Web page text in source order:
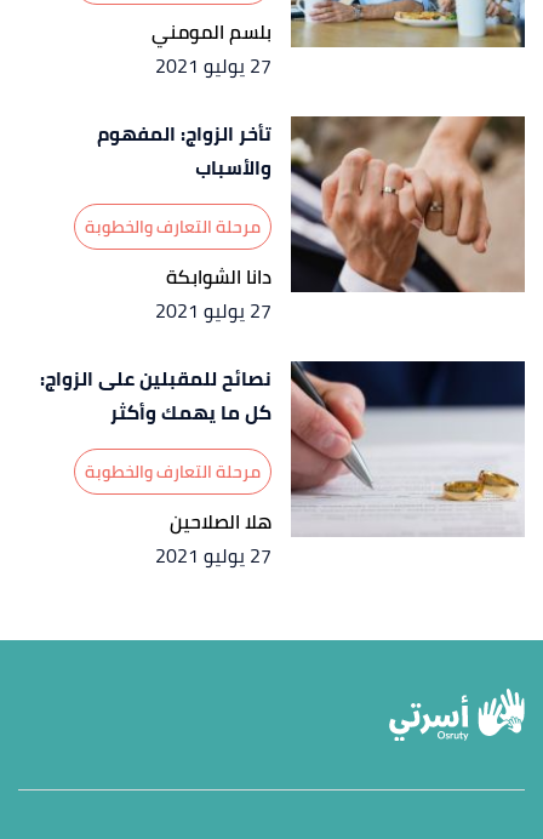
بلسم المومني
27 يوليو 2021
تأخر الزواج: المفهوم
والأسباب
مرحلة التعارف والخطوبة
دانا الشوابكة
27 يوليو 2021
نصائح للمقبلين على الزواج:
كل ما يهمك وأكثر
مرحلة التعارف والخطوبة
هلا الصلاحين
27 يوليو 2021